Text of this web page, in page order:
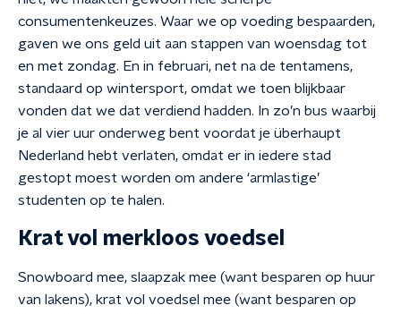
consumentenkeuzes. Waar we op voeding bespaarden,
gaven we ons geld uit aan stappen van woensdag tot
en met zondag. En in februari, net na de tentamens,
standaard op wintersport, omdat we toen blijkbaar
vonden dat we dat verdiend hadden. In zo’n bus waarbij
je al vier uur onderweg bent voordat je überhaupt
Nederland hebt verlaten, omdat er in iedere stad
gestopt moest worden om andere ‘armlastige’
studenten op te halen.
Krat vol merkloos voedsel
Snowboard mee, slaapzak mee (want besparen op huur
van lakens), krat vol voedsel mee (want besparen op